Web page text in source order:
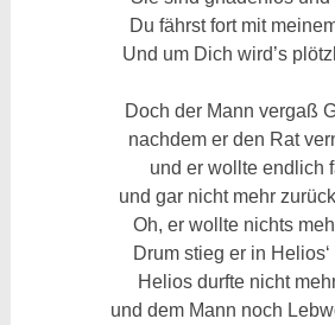
Du fährst fort mit
Und um Dich wird’s
Doch der Mann vergaß
nachdem er den Rat
und er wollte endlich
und gar nicht mehr
Oh, er wollte nichts
Drum stieg er in Helios‘
Helios durfte nicht
und dem Mann noch